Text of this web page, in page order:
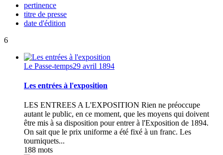
pertinence
titre de presse
date d'édition
6
Le Passe-temps29 avril 1894
Les entrées à l'exposition
LES ENTREES A L'EXPOSITION Rien ne préoccupe
autant le public, en ce moment, que les moyens qui doivent
être mis à sa disposition pour entrer à l'Exposition de 1894.
On sait que le prix uniforme a été fixé à un franc. Les
tourniquets...
188 mots